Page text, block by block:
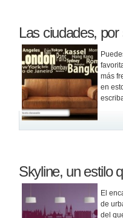
Las ciudades,
más
en
Skyline, un estilo
El
de
del